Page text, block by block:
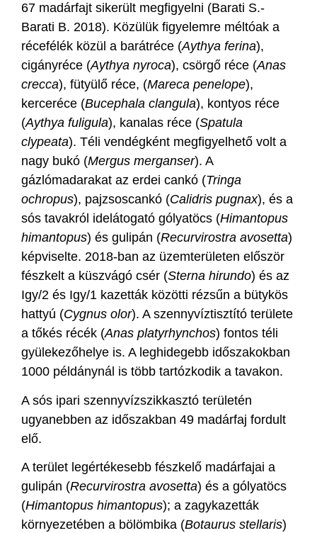
67 madárfajt sikerült megfigyelni (Barati S.-
Barati B. 2018). Közülük figyelemre méltóak a
récefélék közül a barátréce (Aythya ferina),
cigányréce (Aythya nyroca), csörgő réce (Anas
crecca), fütyülő réce, (Mareca penelope),
kerceréce (Bucephala clangula), kontyos réce
(Aythya fuligula), kanalas réce (Spatula
clypeata). Téli vendégként megfigyelhető volt a
nagy bukó (Mergus merganser). A
gázlómadarakat az erdei cankó (Tringa
ochropus), pajzsoscankó (Calidris pugnax), és a
sós tavakról idelátogató gólyatöcs (Himantopus
himantopus) és gulipán (Recurvirostra avosetta)
képviselte. 2018-ban az üzemterületen először
fészkelt a küszvágó csér (Sterna hirundo) és az
Igy/2 és Igy/1 kazetták közötti rézsűn a bütykös
hattyú (Cygnus olor). A szennyvíztisztító területe
a tőkés récék (Anas platyrhynchos) fontos téli
gyülekezőhelye is. A leghidegebb időszakokban
1000 példánynál is több tartózkodik a tavakon.
A sós ipari szennyvízszikkasztó területén
ugyanebben az időszakban 49 madárfaj fordult
elő.
A terület legértékesebb fészkelő madárfajai a
gulipán (Recurvirostra avosetta) és a gólyatöcs
(Himantopus himantopus); a zagykazetták
környezetében a bölömbika (Botaurus stellaris)